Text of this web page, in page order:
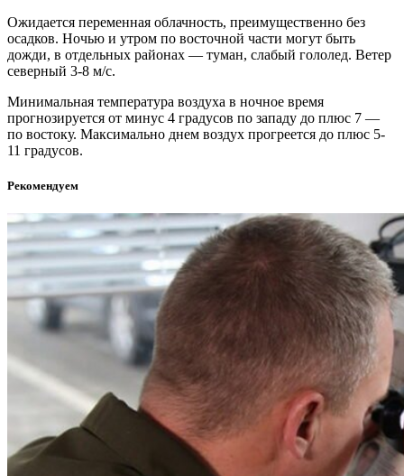
Ожидается переменная облачность, преимущественно без
осадков. Ночью и утром по восточной части могут быть
дожди, в отдельных районах — туман, слабый гололед. Ветер
северный 3-8 м/с.
Минимальная температура воздуха в ночное время
прогнозируется от минус 4 градусов по западу до плюс 7 —
по востоку. Максимально днем воздух прогреется до плюс 5-
11 градусов.
Рекомендуем